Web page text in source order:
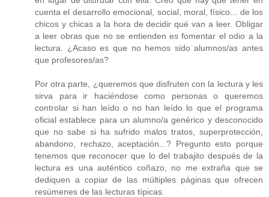
cuenta el desarrollo emocional, social, moral, físico... de los
chicos y chicas a la hora de decidir qué van a leer. Obligar
a leer obras que no se entienden es fomentar el odio a la
lectura. ¿Acaso es que no hemos sido alumnos/as antes
que profesores/as?
Por otra parte, ¿queremos que disfruten con la lectura y les
sirva para ir haciéndose como personas o queremos
controlar si han leído o no han leído lo que el programa
oficial establece para un alumno/a genérico y desconocido
que no sabe si ha sufrido malos tratos, superprotección,
abandono, rechazo, aceptación...? Pregunto esto porque
tenemos que reconocer que lo del trabajito después de la
lectura es una auténtico coñazo, no me extraña que se
dediquen a copiar de las múltiples páginas que ofrecen
resúmenes de las lecturas típicas.